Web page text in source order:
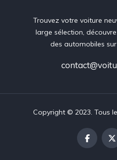
Trouvez votre voiture
large sélection,
des automobiles
Copyright © 2023. Tous